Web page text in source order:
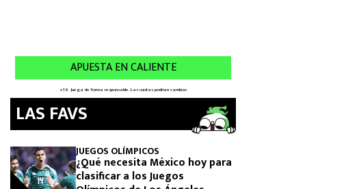
LAS FAVS
JUEGOS OLÍMPICOS
¿Qué necesita México hoy para
clasificar a los Juegos